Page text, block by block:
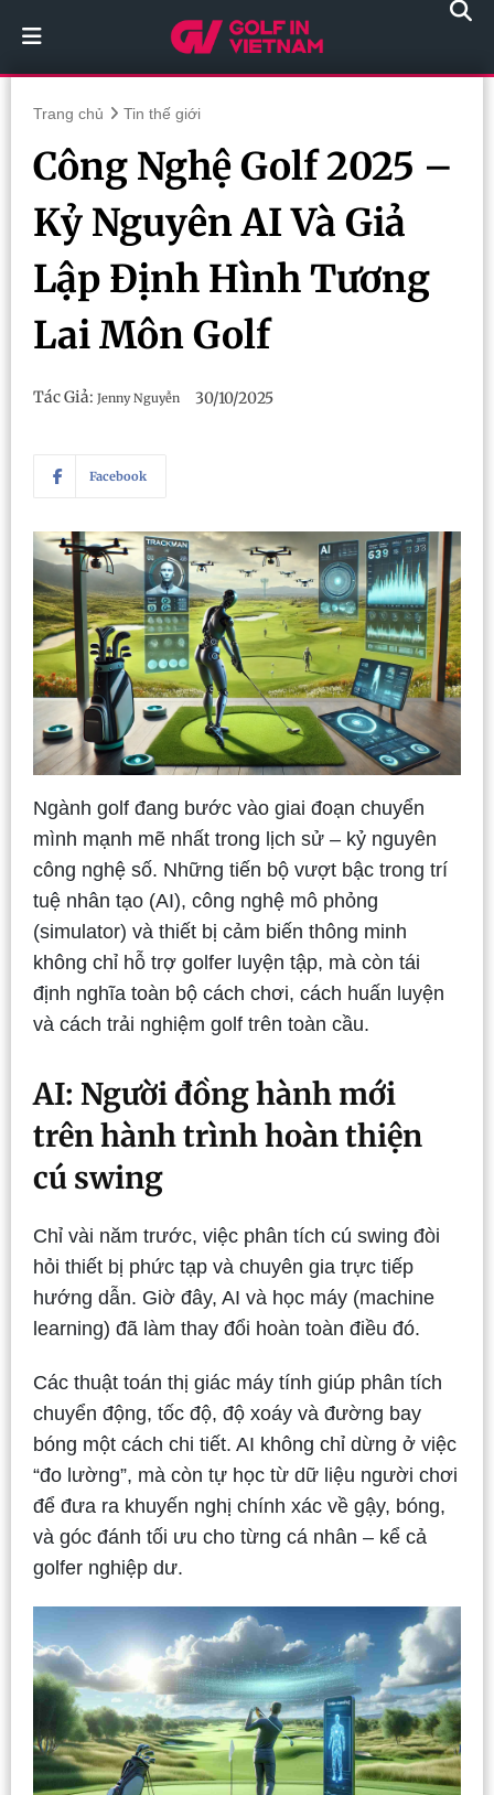
Trang chủ Tin thế giới
Công Nghệ Golf 2025 –
Kỷ Nguyên AI Và Giả
Lập Định Hình Tương
Lai Môn Golf
Tác Giả: Jenny Nguyễn 30/10/2025
Facebook
Ngành golf đang bước vào giai đoạn chuyển
mình mạnh mẽ nhất trong lịch sử – kỷ nguyên
công nghệ số. Những tiến bộ vượt bậc trong trí
tuệ nhân tạo (AI), công nghệ mô phỏng
(simulator) và thiết bị cảm biến thông minh
không chỉ hỗ trợ golfer luyện tập, mà còn tái
định nghĩa toàn bộ cách chơi, cách huấn luyện
và cách trải nghiệm golf trên toàn cầu.
AI: Người đồng hành mới
trên hành trình hoàn thiện
cú swing
Chỉ vài năm trước, việc phân tích cú swing đòi
hỏi thiết bị phức tạp và chuyên gia trực tiếp
hướng dẫn. Giờ đây, AI và học máy (machine
learning) đã làm thay đổi hoàn toàn điều đó.
Các thuật toán thị giác máy tính giúp phân tích
chuyển động, tốc độ, độ xoáy và đường bay
bóng một cách chi tiết. AI không chỉ dừng ở việc
“đo lường”, mà còn tự học từ dữ liệu người chơi
để đưa ra khuyến nghị chính xác về gậy, bóng,
và góc đánh tối ưu cho từng cá nhân – kể cả
golfer nghiệp dư.